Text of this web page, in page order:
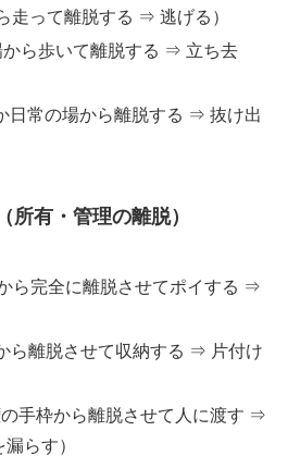
走って離脱する ⇒ 逃げる）
から歩いて離脱する ⇒ 立ち去
日常の場から離脱する ⇒ 抜け出
所有・管理の離脱）
から完全に離脱させてポイする ⇒
ら離脱させて収納する ⇒ 片付け
の手枠から離脱させて人に渡す ⇒
らす）